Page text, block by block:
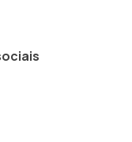
ao